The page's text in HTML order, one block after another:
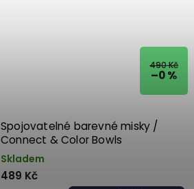
490 Kč
–0 %
Spojovatelné barevné misky /
Connect & Color Bowls
Skladem
489 Kč